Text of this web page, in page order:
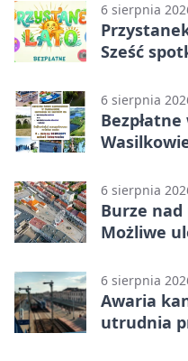
6 sierpnia
Sześć
6 sierpnia
6 sierpnia
Burze
Możliwe
6 sierpnia
Awaria
utrudnia